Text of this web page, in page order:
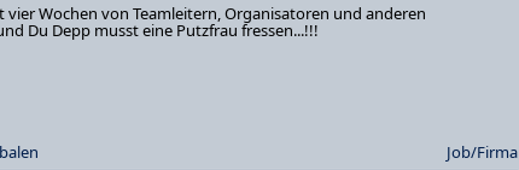
Wochen von Teamleitern, Organisatoren und anderen
Du Depp musst eine Putzfrau fressen...!!!
Job/Firma